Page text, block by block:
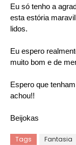
Eu só tenho a
esta estória
lidos.
Eu espero
muito bom e de
Espero que
achou!!
Beijokas
Tags Fantasia